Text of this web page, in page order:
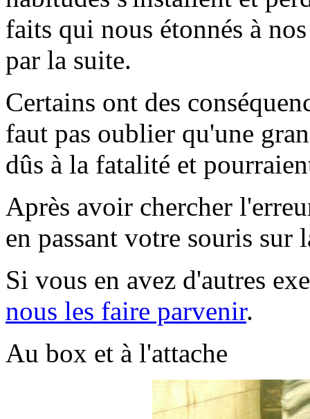
faits qui nous étonnés à
par la suite.
Certains ont des
faut pas oublier qu'une
dûs à la fatalité et
Après avoir chercher
en passant votre souris sur
Si vous en avez d'autres
nous les faire parvenir.
Au box et à l'attache